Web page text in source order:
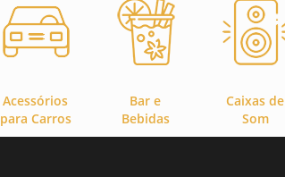
Acessórios
para Carros
Bar e
Bebidas
Caixas de
Som